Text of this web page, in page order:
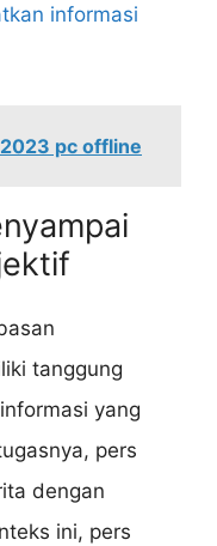
informasi
pc offline
tanggung
yang
pers
dengan
ini, pers